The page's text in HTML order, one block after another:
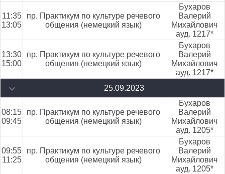
11:35
13:05
пр. Практикум по культуре речевого
общения (немецкий язык)
Бухаров
Валерий
Михайлович
ауд. 1217*
13:30
15:00
пр. Практикум по культуре речевого
общения (немецкий язык)
Бухаров
Валерий
Михайлович
ауд. 1217*
25.09.2023
08:15
09:45
пр. Практикум по культуре речевого
общения (немецкий язык)
Бухаров
Валерий
Михайлович
ауд. 1205*
09:55
11:25
пр. Практикум по культуре речевого
общения (немецкий язык)
Бухаров
Валерий
Михайлович
ауд. 1205*